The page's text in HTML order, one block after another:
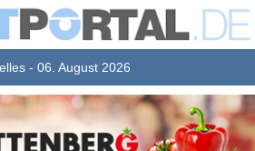
- 06. August 2026